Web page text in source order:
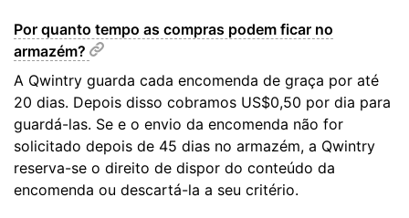
Por quanto tempo as compras podem ficar no
armazém?
A Qwintry guarda cada encomenda de graça por até
20 dias. Depois disso cobramos US$0,50 por dia para
guardá-las. Se e o envio da encomenda não for
solicitado depois de 45 dias no armazém, a Qwintry
reserva-se o direito de dispor do conteúdo da
encomenda ou descartá-la a seu critério.